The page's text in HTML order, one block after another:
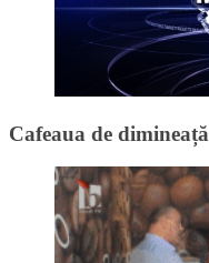
Cafeaua de dimineață